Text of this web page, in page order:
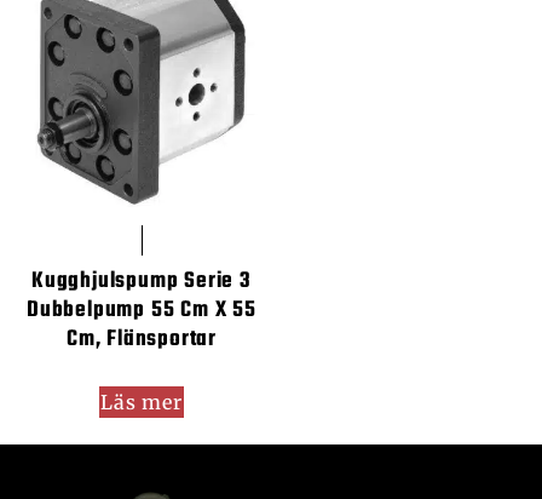
Kugghjulspump Serie 3
Dubbelpump 55 Cm X 55
Cm, Flänsportar
Läs mer